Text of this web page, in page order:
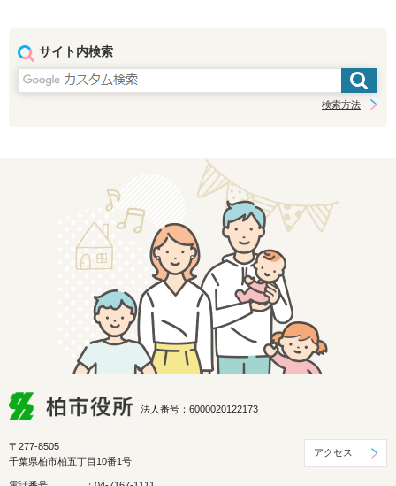
サイト内検索
検索方法
法人番号：6000020122173
〒277-8505
千葉県柏市柏五丁目10番1号
アクセス